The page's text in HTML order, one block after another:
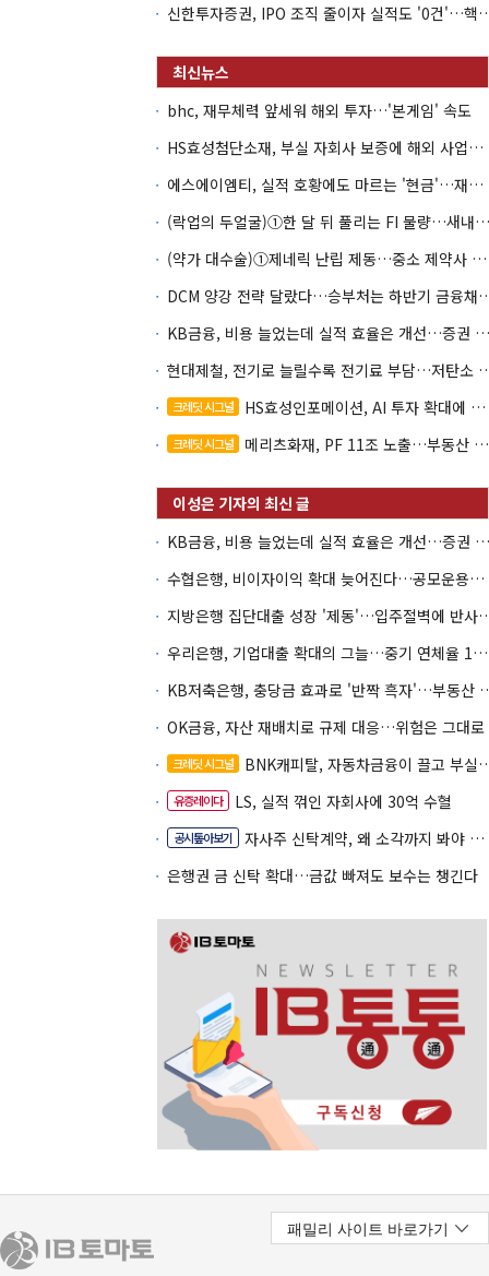
신한투자증권, IPO 조직 줄
bhc, 재무체력 앞세워 해외 투자…'본게임' 속도
HS효성첨단소재, 부실 자회사 보증에 해외 사업까지…부담 '가중'
에스에이엠티, 실적 호황에도 마르는 '현금'…재고·달러빚 부담 확대
(락업의 두얼굴)①한 달 뒤 풀리는 FI 물량…새내기주 오버행 경계
(약가 대수술)①제네릭 난립 제동…중소 제약사 수익성 비상
DCM 양강 전략 달랐다
KB금융, 비용 늘었는데 실적 효율은 개선…증권 호황 효과
현대제철, 전기로 늘릴수록
크레딧 시그널 HS효성인포메이션, AI 투자 확대에 실적 체력 강화
크레딧 시그널 메리츠화재, PF 11조 노출…부동산 사업성 저하 우려
KB금융, 비용 늘었는데 실적 효율은 개선…증권 호황 효과
수협은행, 비이자이익 확대 늦어진다…공모운용사 인가 연말로
지방은행 집단대출 성장 '
우리은행, 기업대출 확대의 그늘…중기 연체율 10년 만에 최고
KB저축은행, 충당금
OK금융, 자산 재배치로 규제 대응…위험은 그대로
크레딧 시그널 BNK캐피탈, 자동차금융이 끌고 부실여신이 발목
유증레이다 LS, 실적 꺾인 자회사에 30억 수혈
공시톺아보기
자사주 신탁계약, 왜 소각까지 봐야 할까
은행권 금 신탁 확대…금값 빠져도 보수는 챙긴다